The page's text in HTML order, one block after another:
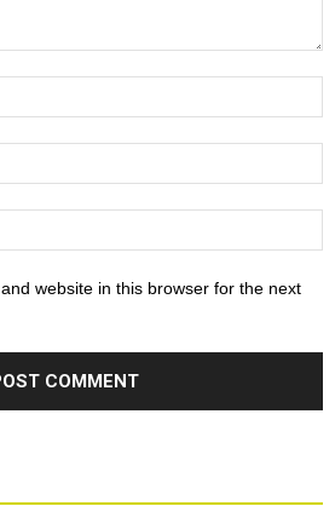
website in this browser for the next